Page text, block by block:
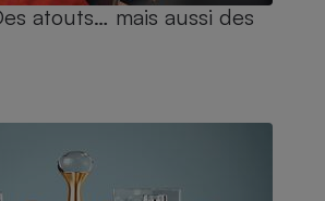
atouts… mais aussi des